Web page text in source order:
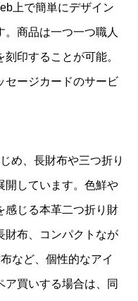
上で簡単にデザイン
商品は一つ一つ職人
印することが可能。
セージカードのサービ
め、長財布や三つ折り
開しています。色鮮や
感じる本革二つ折り財
財布、コンパクトなが
など、個性的なアイ
ア買いする場合は、同